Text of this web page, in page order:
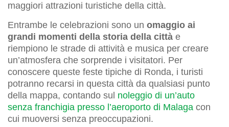
maggiori attrazioni turistiche della città.
Entrambe le celebrazioni sono un omaggio ai
grandi momenti della storia della città e
riempiono le strade di attività e musica per creare
un’atmosfera che sorprende i visitatori. Per
conoscere queste feste tipiche di Ronda, i turisti
potranno recarsi in questa città da qualsiasi punto
della mappa, contando sul noleggio di un’auto
senza franchigia presso l’aeroporto di Malaga con
cui muoversi senza preoccupazioni.